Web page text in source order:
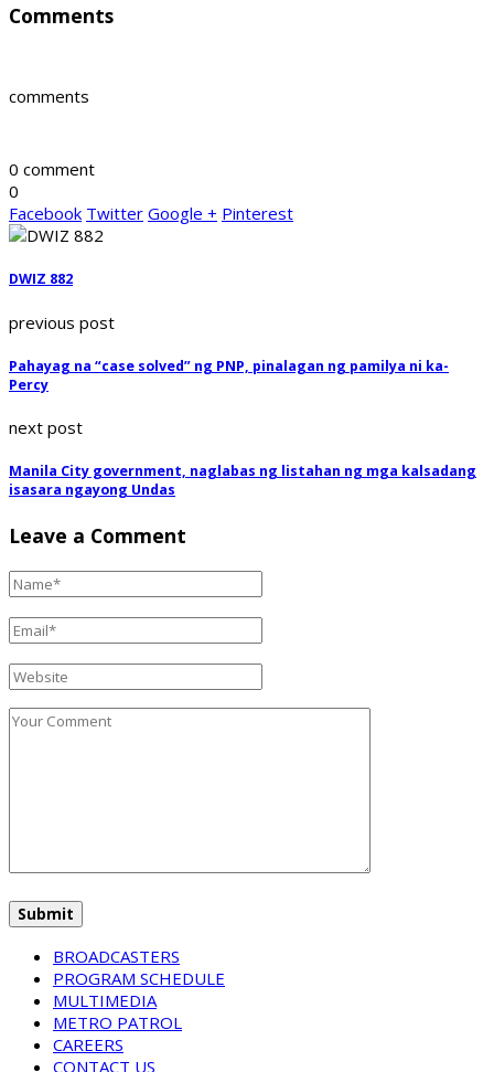
Comments
comments
0 comment
0
Facebook Twitter Google + Pinterest
DWIZ 882
previous post
Pahayag na “case solved” ng PNP, pinalagan ng pamilya ni ka-
Percy
next post
Manila City government, naglabas ng listahan ng mga kalsadang
isasara ngayong Undas
Leave a Comment
BROADCASTERS
PROGRAM SCHEDULE
MULTIMEDIA
METRO PATROL
CAREERS
CONTACT US